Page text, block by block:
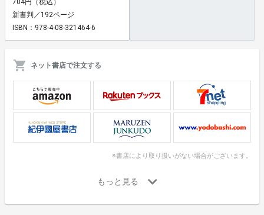
新書判／192ページ
ISBN：978-4-08-321464-6
ネット書店で注文する
※書店により取り扱いがない場合がございます。